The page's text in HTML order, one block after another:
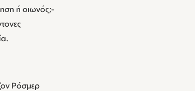
ή οιωνός;-
Ρόσμερ